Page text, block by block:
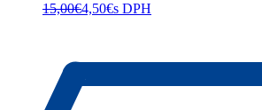
15,00€4,50€s DPH